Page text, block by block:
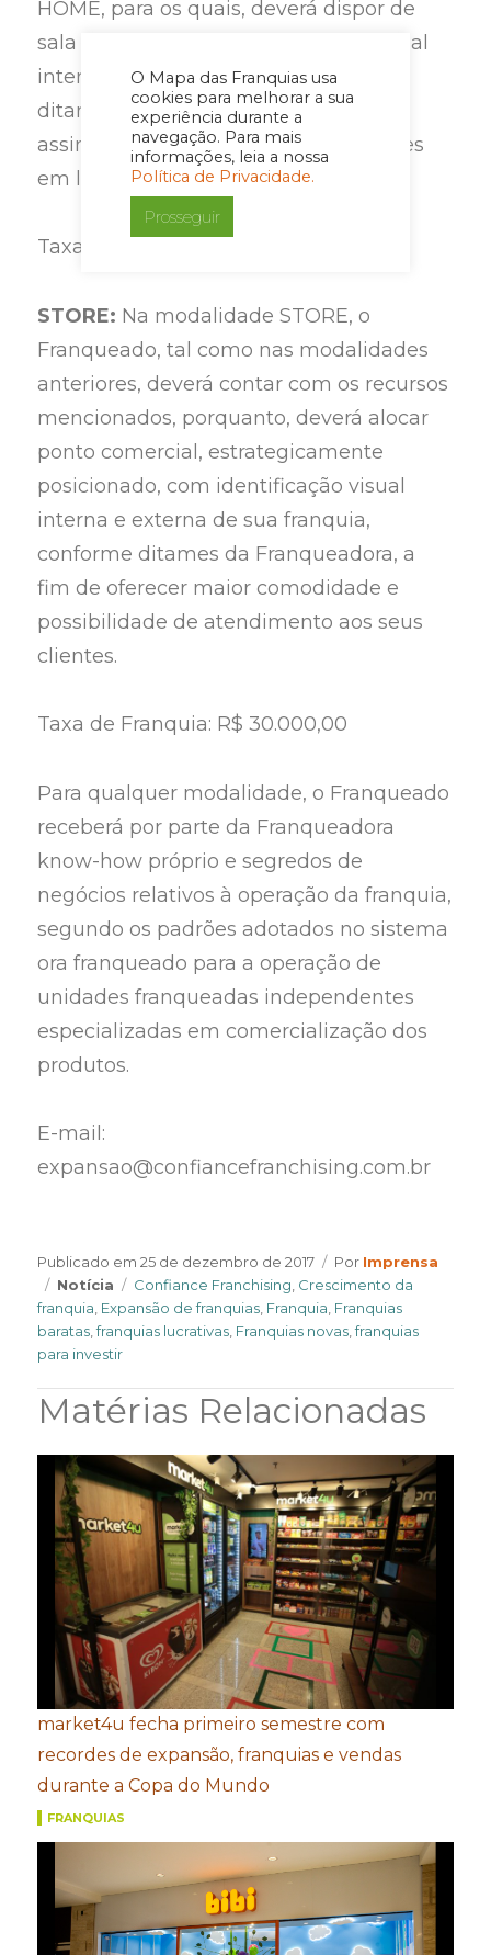
O Mapa das Franquias usa
cookies para melhorar a sua
experiência durante a
navegação. Para mais
informações, leia a nossa
Política de Privacidade.
Prosseguir
HOME, para os quais, deverá dispor de
sala comercial, com identificação visual
interna de sua franquia, conforme
ditames da Franqueadora, podendo
assim, receber e reunir-se com clientes
em local destinado para esse fim.
Taxa de Franquia: R$ 25.000,00
STORE: Na modalidade STORE, o
Franqueado, tal como nas modalidades
anteriores, deverá contar com os recursos
mencionados, porquanto, deverá alocar
ponto comercial, estrategicamente
posicionado, com identificação visual
interna e externa de sua franquia,
conforme ditames da Franqueadora, a
fim de oferecer maior comodidade e
possibilidade de atendimento aos seus
clientes.
Taxa de Franquia: R$ 30.000,00
Para qualquer modalidade, o Franqueado
receberá por parte da Franqueadora
know-how próprio e segredos de
negócios relativos à operação da franquia,
segundo os padrões adotados no sistema
ora franqueado para a operação de
unidades franqueadas independentes
especializadas em comercialização dos
produtos.
E-mail:
expansao@confiancefranchising.com.br
Publicado em25 de dezembro de 2017 Por Author
Imprensa
Categories
Notícia Tags
Confiance Franchising Crescimento da
franquia Expansão de franquias Franquia Franquias
baratas ,franquias lucrativas Franquias novas ,franquias
para investir
Matérias Relacionadas
market4u fecha primeiro semestre com
recordes de expansão, franquias e vendas
durante a Copa do Mundo
FRANQUIAS